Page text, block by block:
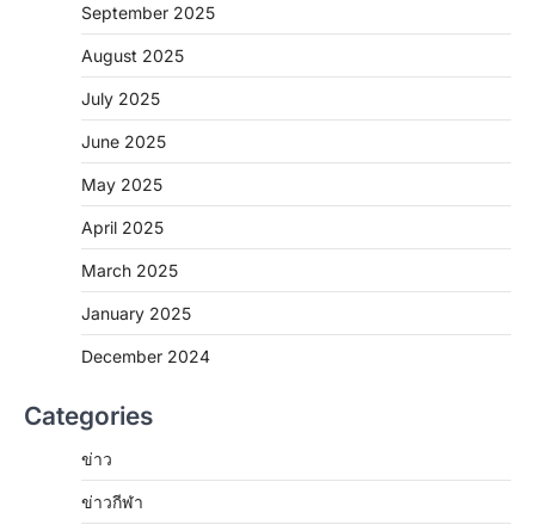
September 2025
August 2025
July 2025
June 2025
May 2025
April 2025
March 2025
January 2025
December 2024
Categories
ข่าว
ข่าวกีฬา